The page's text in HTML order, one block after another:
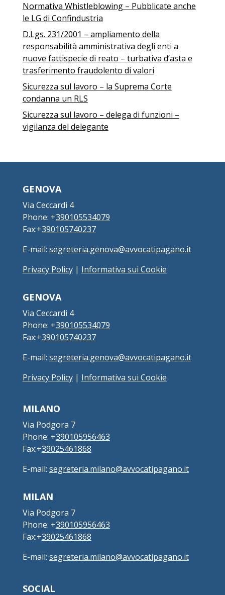
Normativa Whistleblowing – Pubblicate anche
le LG di Confindustria
D.Lgs. 231/2001 – ampliamento della
responsabilità amministrativa degli enti a
nuove fattispecie di reato – turbativa d’asta e
trasferimento fraudolento di valori
Sicurezza sul lavoro – la Suprema Corte
condanna un RLS
Sicurezza sul lavoro – delega di funzioni –
vigilanza del delegante
GENOVA
Via Ceccardi 4
Phone: +390105534079
Fax:+390105740237
E-mail: segreteria.genova@avvocatipagano.it
Privacy Policy| Informativa sui Cookie
GENOVA
Via Ceccardi 4
Phone: +390105534079
Fax:+390105740237
E-mail: segreteria.genova@avvocatipagano.it
Privacy Policy| Informativa sui Cookie
MILANO
Via Podgora 7
Phone: +390105956463
Fax:+39025461868
E-mail: segreteria.milano@avvocatipagano.it
MILAN
Via Podgora 7
Phone: +390105956463
Fax:+39025461868
E-mail: segreteria.milano@avvocatipagano.it
SOCIAL